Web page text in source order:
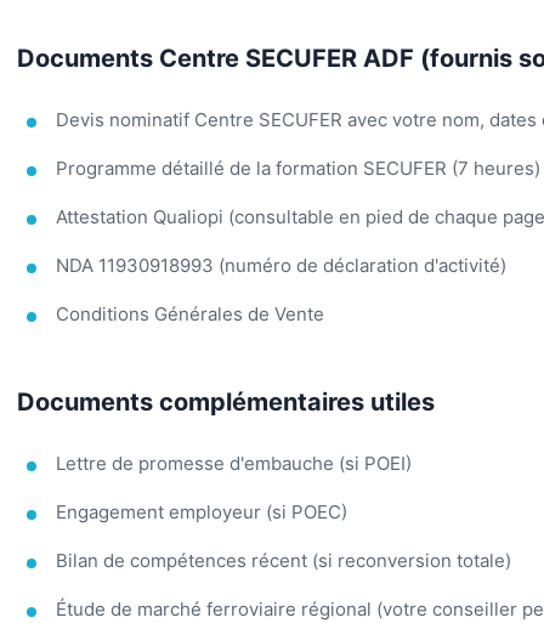
Documents Centre SECUFER ADF (fournis
Devis nominatif Centre SECUFER avec votre nom,
Programme détaillé de la formation SECUFER (7 heures)
Attestation Qualiopi (consultable en pied de chaque
NDA 11930918993 (numéro de déclaration d'activité)
Conditions Générales de Vente
Documents complémentaires utiles
Lettre de promesse d'embauche (si POEI)
Engagement employeur (si POEC)
Bilan de compétences récent (si reconversion totale)
Étude de marché ferroviaire régional (votre conseiller